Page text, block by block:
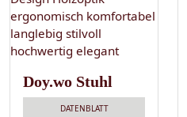
Doy.wo Stuhl
DATENBLATT